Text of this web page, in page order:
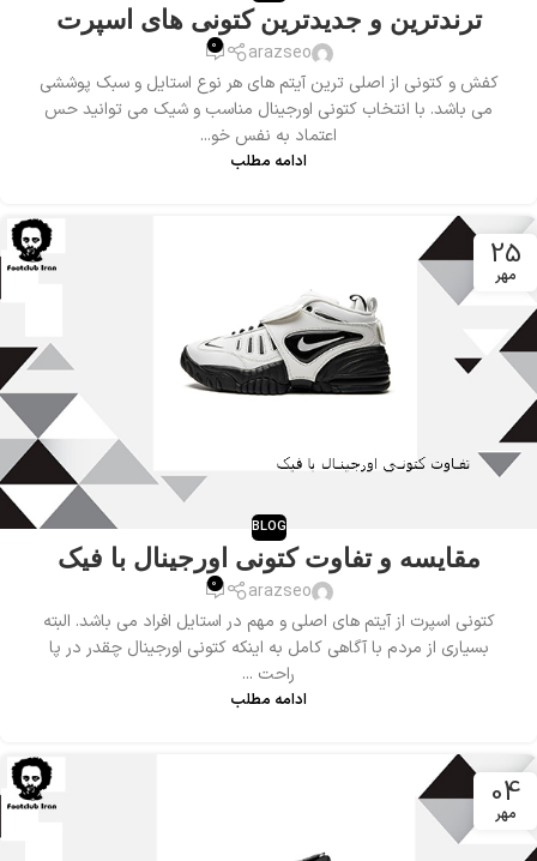
ترندترین و جدیدترین کتونی های اسپرت
arazseo
0
کفش و کتونی از اصلی ترین آیتم های هر نوع استایل و سبک پوششی
می باشد. با انتخاب کتونی اورجینال مناسب و شیک می توانید حس
اعتماد به نفس خو...
ادامه مطلب
25
مهر
BLOG
مقایسه و تفاوت کتونی اورجینال با فیک
arazseo
0
کتونی اسپرت از آیتم های اصلی و مهم در استایل افراد می باشد. البته
بسیاری از مردم با آگاهی کامل به اینکه کتونی اورجینال چقدر در پا
راحت ...
ادامه مطلب
04
مهر